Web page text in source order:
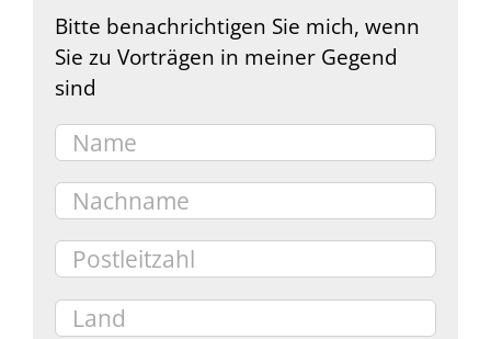
Bitte benachrichtigen Sie mich, wenn
Sie zu Vorträgen in meiner Gegend
sind